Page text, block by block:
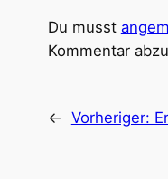
Du musst
Kommentar
← Vorheriger: